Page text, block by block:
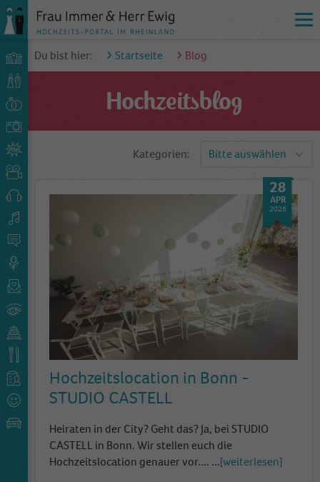
Du bist hier: Startseite Blog
Hochzeitsblog
Kategorien: Bitte auswählen
28
APR
2026
Hochzeitslocation in Bonn -
STUDIO CASTELL
Heiraten in der City? Geht das? Ja, bei STUDIO
CASTELL in Bonn. Wir stellen euch die
Hochzeitslocation genauer vor.... ... weiterlesen